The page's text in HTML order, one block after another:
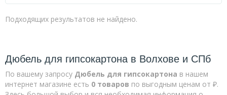
Болт DIN 603 в комплекте с гайкой и шайбой
Гайки
Подходящих результатов не найдено.
Дюбель для гипсокартона в Волхове и СПб
По вашему запросу Дюбель для гипсокартона в нашем
интернет магазине есть 0 товаров по выгодным ценам от ₽.